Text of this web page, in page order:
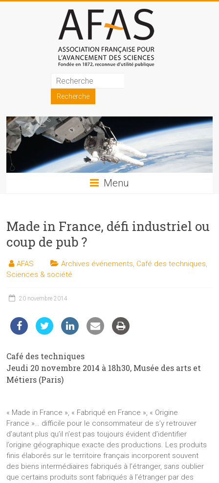
Association
française
pour
l'avancement
des
sciences
les
sciences
et
les
techniques
du
Menu
Made in France, défi industriel ou
coup de pub ?
AFAS Archives événements, Café des techniques,
Sciences & société
20 novembre 2014
Café des techniques
Jeudi 20 novembre 2014 à 18h30, Musée des arts et
Métiers (Paris)
« Made in France », « Fabriqué en France », « Origine
France »… difficile pour le consommateur de s’y retrouver
d’autant plus qu’il n’est pas toujours évident d’identifier
l’origine géographique exacte des productions. Les produits
finis élaborés sur le territoire français incorporent souvent
des biens intermédiaires fabriqués à l’étranger, sans oublier
que certains produits sont fabriqués à l’étranger par des